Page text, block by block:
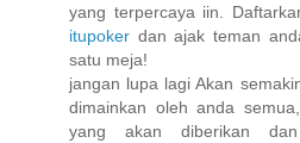
yang terpercaya iin.
itupoker dan ajak teman
satu meja!
jangan lupa lagi Akan
dimainkan oleh anda
yang akan diberikan